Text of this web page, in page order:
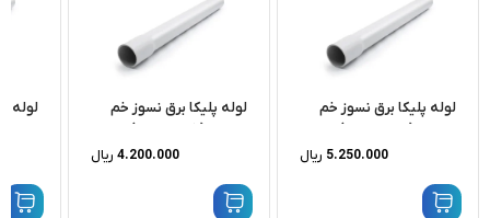
لوله پلیکا برق نسوز خم
ریال 5.250.000
لوله پلیکا برق نسوز خم
ریال 4.200.000
لوله